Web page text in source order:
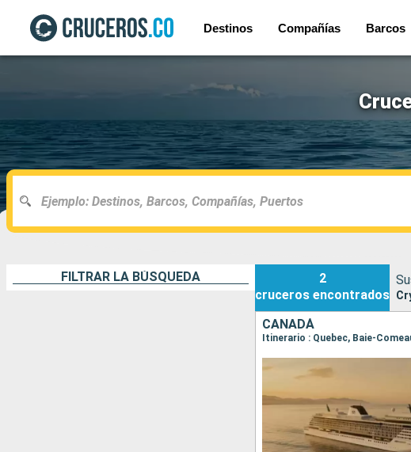
Destinos Compañías Barcos
FILTRAR LA BÚSQUEDA
2
cruceros encontrados
CANADÁ